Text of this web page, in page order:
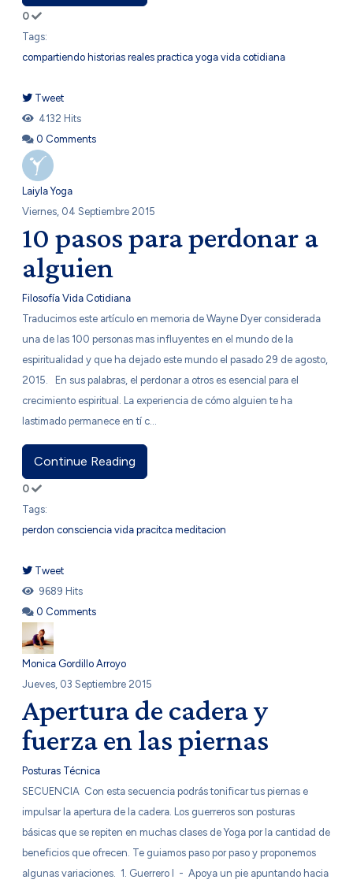
0
Tags:
compartiendo historias reales practica yoga vida cotidiana
Tweet
pinterest
4132 Hits
0 Comments
Laiyla Yoga
Viernes, 04 Septiembre 2015
10 pasos para perdonar a
alguien
Filosofía Vida Cotidiana
​Traducimos este artículo en memoria de Wayne Dyer considerada
una de las 100 personas mas influyentes en el mundo de la
espiritualidad y que ha dejado este mundo el pasado 29 de agosto,
2015. En sus palabras, el perdonar a otros es esencial para el
crecimiento espiritual. La experiencia de cómo alguien te ha
lastimado permanece en tí c...
Continue Reading
0
Tags:
perdon consciencia vida pracitca meditacion
Tweet
pinterest
9689 Hits
0 Comments
Monica Gordillo Arroyo
Jueves, 03 Septiembre 2015
Apertura de cadera y
fuerza en las piernas
Posturas Técnica
​SECUENCIA ​Con esta secuencia podrás tonificar tus piernas e
impulsar la apertura de la cadera. Los guerreros son posturas
básicas que se repiten en muchas clases de Yoga por la cantidad de
beneficios que ofrecen. Te guiamos paso por paso y proponemos
algunas variaciones. 1. Guerrero I - Apoya un pie apuntando hacia